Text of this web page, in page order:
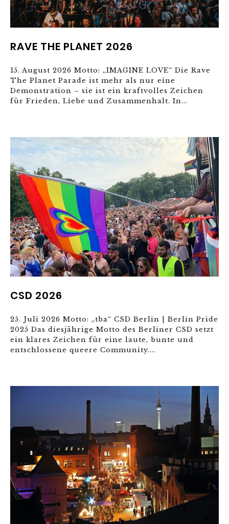
RAVE THE PLANET 2026
15. August 2026 Motto: „IMAGINE LOVE“ Die Rave
The Planet Parade ist mehr als nur eine
Demonstration – sie ist ein kraftvolles Zeichen
für Frieden, Liebe und Zusammenhalt. In...
CSD 2026
25. Juli 2026 Motto: „tba“ CSD Berlin | Berlin Pride
2025 Das diesjährige Motto des Berliner CSD setzt
ein klares Zeichen für eine laute, bunte und
entschlossene queere Community....